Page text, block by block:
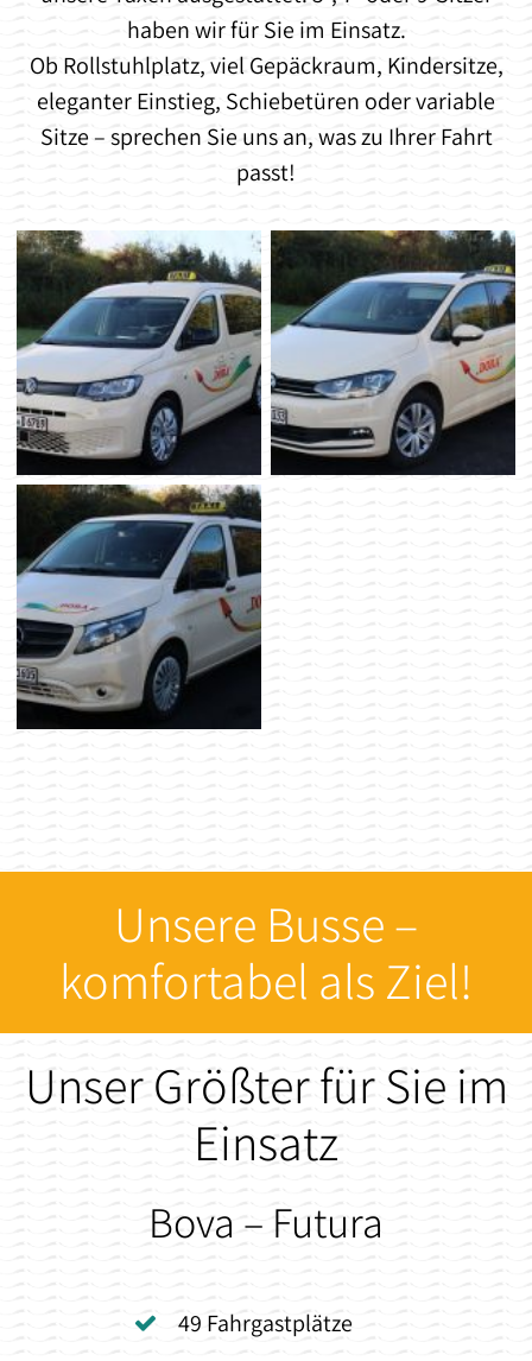
haben wir für Sie im Einsatz.
Ob Rollstuhlplatz, viel Gepäckraum, Kindersitze,
eleganter Einstieg, Schiebetüren oder variable
Sitze – sprechen Sie uns an, was zu Ihrer Fahrt
passt!
Unsere Busse –
komfortabel als Ziel!
Unser Größter für Sie im
Einsatz
Bova – Futura
49 Fahrgastplätze